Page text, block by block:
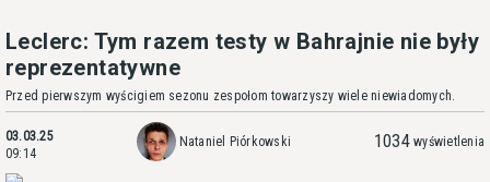
Leclerc: Tym razem testy w Bahrajnie nie były
reprezentatywne
Przed pierwszym wyścigiem sezonu zespołom towarzyszy wiele niewiadomych.
03.03.25
09:14
Nataniel Piórkowski 1034 wyświetlenia